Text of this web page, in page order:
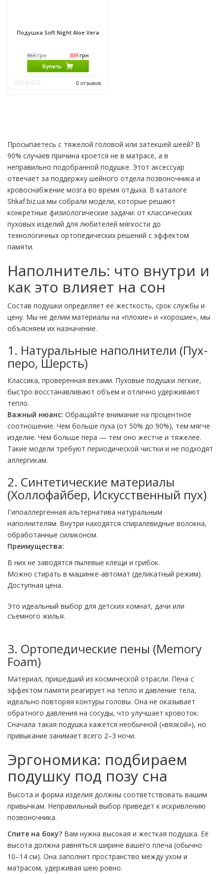
Подушка Soft Night Aloe Vera
363 грн 309 грн
Купить
0отзывов
Просыпаетесь с тяжелой головой или затекшей шеей? В
90% случаев причина кроется не в матрасе, а в
неправильно подобранной подушке. Этот аксессуар
отвечает за поддержку шейного отдела позвоночника и
кровоснабжение мозга во время отдыха. В каталоге
Shkaf.biz.ua мы собрали модели, которые решают
конкретные физиологические задачи: от классических
пуховых изделий для любителей мягкости до
технологичных ортопедических решений с эффектом
памяти.
Наполнитель: что внутри и
как это влияет на сон
Состав подушки определяет её жесткость, срок службы и
цену. Мы не делим материалы на «плохие» и «хорошие», мы
объясняем их назначение.
1. Натуральные наполнители (Пух-
перо, Шерсть)
Классика, проверенная веками. Пуховые подушки легкие,
быстро восстанавливают объем и отлично удерживают
тепло.
Важный нюанс: Обращайте внимание на процентное
соотношение. Чем больше пуха (от 50% до 90%), тем мягче
изделие. Чем больше пера — тем оно жестче и тяжелее.
Такие модели требуют периодической чистки и не подходят
аллергикам.
2. Синтетические материалы
(Холлофайбер, Искусственный пух)
Гипоаллергенная альтернатива натуральным
наполнителям. Внутри находятся спиралевидные волокна,
обработанные силиконом.
Преимущества:
В них не заводятся пылевые клещи и грибок.
Можно стирать в машинке-автомат (деликатный режим).
Доступная цена.
Это идеальный выбор для детских комнат, дачи или
съемного жилья.
3. Ортопедические пены (Memory
Foam)
Материал, пришедший из космической отрасли. Пена с
эффектом памяти реагирует на тепло и давление тела,
идеально повторяя контуры головы. Она не оказывает
обратного давления на сосуды, что улучшает кровоток.
Сначала такая подушка кажется необычной («вязкой»), но
привыкание занимает всего 2–3 ночи.
Эргономика: подбираем
подушку под позу сна
Высота и форма изделия должны соответствовать вашим
привычкам. Неправильный выбор приведет к искривлению
позвоночника.
Спите на боку? Вам нужна высокая и жесткая подушка. Её
высота должна равняться ширине вашего плеча (обычно
10–14 см). Она заполнит пространство между ухом и
матрасом, удерживая шею ровно.